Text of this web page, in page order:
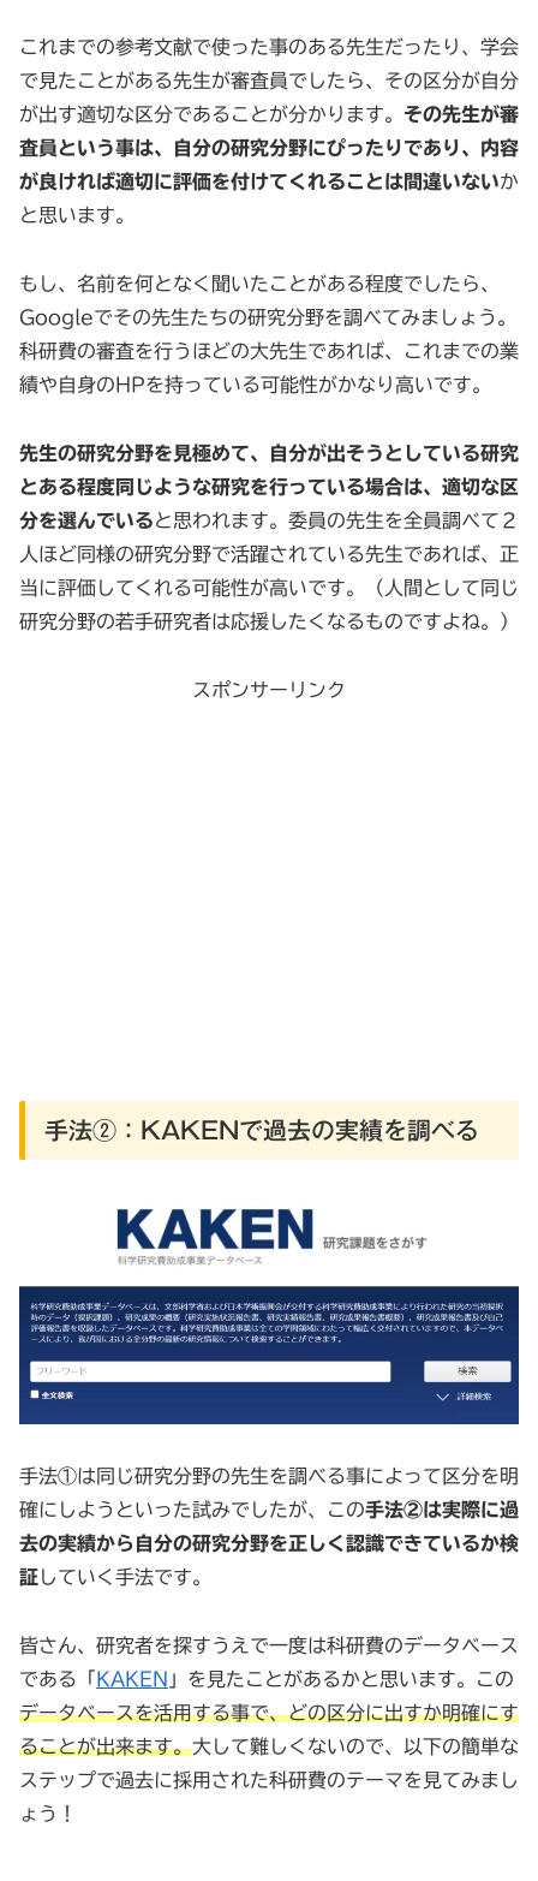
これまでの参考文献で使った事のある先生だったり、学会
で見たことがある先生が審査員でしたら、その区分が自分
が出す適切な区分であることが分かります。 その先生が審
査員という事は、自分の研究分野にぴったりであり、内容
が良ければ適切に評価を付けてくれることは間違いないか
と思います。
もし、名前を何となく聞いたことがある程度でしたら、
Googleでその先生たちの研究分野を調べてみましょう。
科研費の審査を行うほどの大先生であれば、これまでの業
績や自身のHPを持っている可能性がかなり高いです。
先生の研究分野を見極めて、自分が出そうとしている研究
とある程度同じような研究を行っている場合は、適切な区
分を選んでいると思われます。委員の先生を全員調べて２
人ほど同様の研究分野で活躍されている先生であれば、正
当に評価してくれる可能性が高いです。（人間として同じ
研究分野の若手研究者は応援したくなるものですよね。）
スポンサーリンク
手法②：KAKENで過去の実績を調べる
手法①は同じ研究分野の先生を調べる事によって区分を明
確にしようといった試みでしたが、この手法②は実際に過
去の実績から自分の研究分野を正しく認識できているか検
証していく手法です。
皆さん、研究者を探すうえで一度は科研費のデータベース
である「
KAKEN 」を見たことがあるかと思います。この
データベースを活用する事で、どの区分に出すか明確にす
ることが出来ます。大して難しくないので、以下の簡単な
ステップで過去に採用された科研費のテーマを見てみまし
ょう！